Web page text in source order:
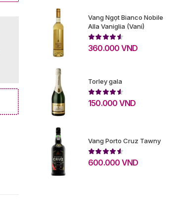
Vang Ngọt Bianco Nobile
Alla Vaniglia (Vani)
360.000 VND
Torley gala
150.000 VND
Vang Porto Cruz Tawny
600.000 VND